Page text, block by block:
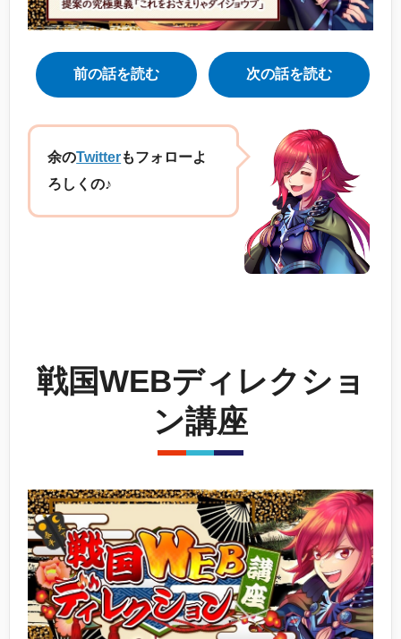
前の話を読む 次の話を読む
余のTwitterもフォローよ
ろしくの♪
戦国WEBディレクショ
ン講座